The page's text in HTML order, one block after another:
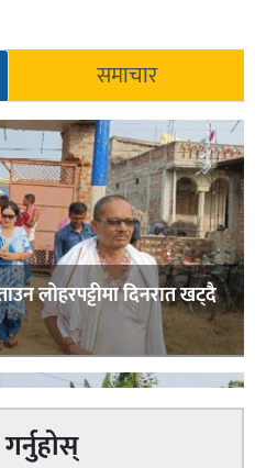
समाचार
लोहरपट्टीमा दिनरात खट्दै